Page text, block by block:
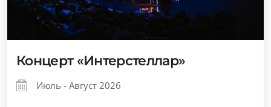
Концерт «Интерстеллар»
Июль - Август 2026